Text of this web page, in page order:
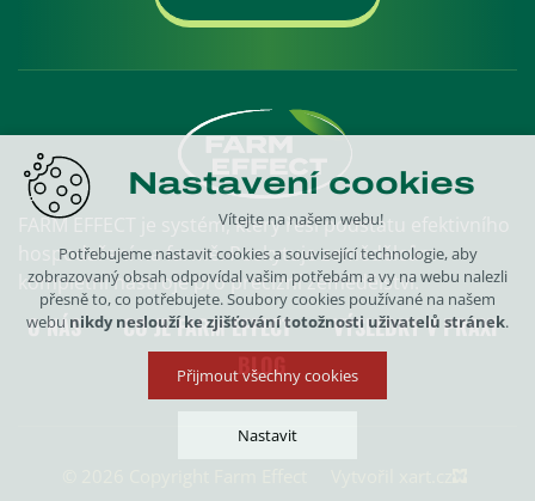
FARM EFFECT je systém, který řeší podstatu efektivního
hospodaření na farmě. Poskytuje zemědělcům
kompletní nástroje pro precizní zemědělství.
O NÁS CO JE FARM EFFECT
VÝSLEDKY V PRAXI
BLOG
Nastavení cookies
Vítejte na našem webu!
Potřebujeme nastavit cookies a související technologie, aby
zobrazovaný obsah odpovídal vašim potřebám a vy na webu nalezli
přesně to, co potřebujete. Soubory cookies používané na našem
webu nikdy neslouží ke zjišťování totožnosti uživatelů stránek.
Přijmout všechny cookies
Nastavit